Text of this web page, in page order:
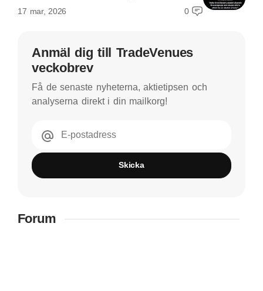
17 mar, 2026 0
Anmäl dig till TradeVenues
veckobrev
Få de senaste nyheterna, aktietipsen och
analyserna direkt i din mailkorg!
E-postadress
Skicka
Forum